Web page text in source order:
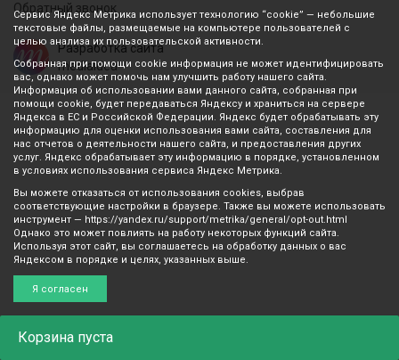
Корзина пуста
Обратный звонок
Разработка сайта
mediaidea
Сервис Яндекс Метрика использует технологию “cookie” — небольшие
текстовые файлы, размещаемые на компьютере пользователей с
целью анализа их пользовательской активности.
Собранная при помощи cookie информация не может идентифицировать
вас, однако может помочь нам улучшить работу нашего сайта.
Информация об использовании вами данного сайта, собранная при
помощи cookie, будет передаваться Яндексу и храниться на сервере
Яндекса в ЕС и Российской Федерации. Яндекс будет обрабатывать эту
информацию для оценки использования вами сайта, составления для
нас отчетов о деятельности нашего сайта, и предоставления других
услуг. Яндекс обрабатывает эту информацию в порядке, установленном
в условиях использования сервиса Яндекс Метрика.
Вы можете отказаться от использования cookies, выбрав
соответствующие настройки в браузере. Также вы можете использовать
инструмент — https://yandex.ru/support/metrika/general/opt-out.html
Однако это может повлиять на работу некоторых функций сайта.
Используя этот сайт, вы соглашаетесь на обработку данных о вас
Яндексом в порядке и целях, указанных выше.
Я согласен